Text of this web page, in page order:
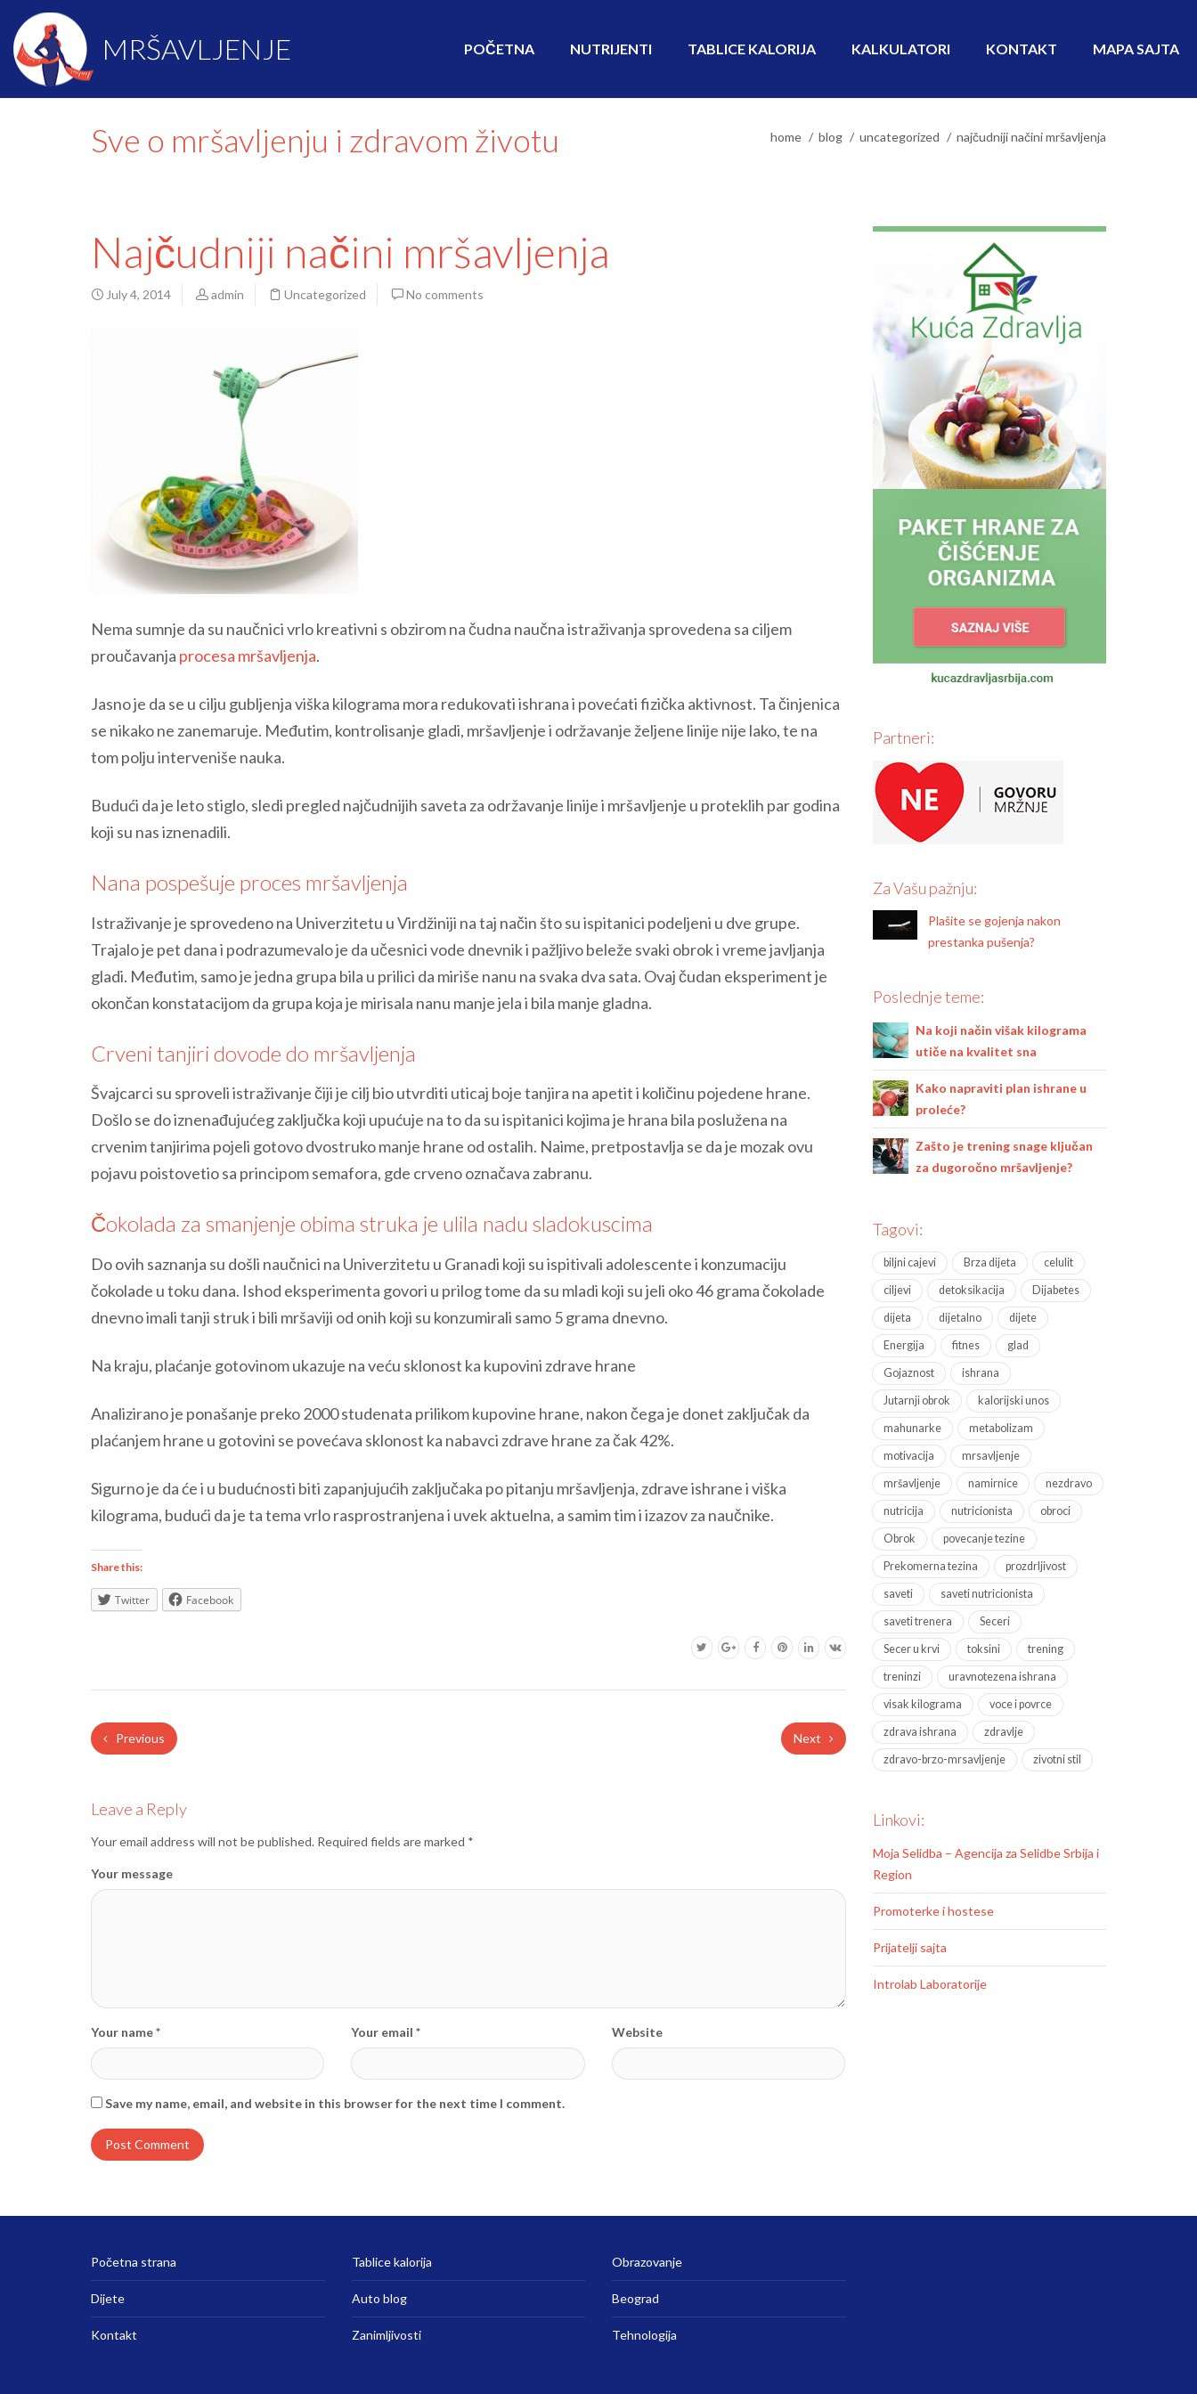
MRŠAVLJENJE POČETNA NUTRIJENTI TABLICE KALORIJA KALKULATORI KONTAKT MAPA SAJTA
Sve o mršavljenju i zdravom životu home blog uncategorized najčudniji načini mršavljenja
Najčudniji načini mršavljenja
July 4, 2014 admin Uncategorized No comments
Nema sumnje da su naučnici vrlo kreativni s obzirom na čudna naučna istraživanja sprovedena sa ciljem
proučavanja procesa mršavljenja.
Jasno je da se u cilju gubljenja viška kilograma mora redukovati ishrana i povećati fizička aktivnost. Ta činjenica
se nikako ne zanemaruje. Međutim, kontrolisanje gladi, mršavljenje i održavanje željene linije nije lako, te na
tom polju interveniše nauka.
Budući da je leto stiglo, sledi pregled najčudnijih saveta za održavanje linije i mršavljenje u proteklih par godina
koji su nas iznenadili.
Nana pospešuje proces mršavljenja
Istraživanje je sprovedeno na Univerzitetu u Virdžiniji na taj način što su ispitanici podeljeni u dve grupe.
Trajalo je pet dana i podrazumevalo je da učesnici vode dnevnik i pažljivo beleže svaki obrok i vreme javljanja
gladi. Međutim, samo je jedna grupa bila u prilici da miriše nanu na svaka dva sata. Ovaj čudan eksperiment je
okončan konstatacijom da grupa koja je mirisala nanu manje jela i bila manje gladna.
Crveni tanjiri dovode do mršavljenja
Švajcarci su sproveli istraživanje čiji je cilj bio utvrditi uticaj boje tanjira na apetit i količinu pojedene hrane.
Došlo se do iznenađujućeg zaključka koji upućuje na to da su ispitanici kojima je hrana bila poslužena na
crvenim tanjirima pojeli gotovo dvostruko manje hrane od ostalih. Naime, pretpostavlja se da je mozak ovu
pojavu poistovetio sa principom semafora, gde crveno označava zabranu.
Čokolada za smanjenje obima struka je ulila nadu sladokuscima
Do ovih saznanja su došli naučnici na Univerzitetu u Granadi koji su ispitivali adolescente i konzumaciju
čokolade u toku dana. Ishod eksperimenta govori u prilog tome da su mladi koji su jeli oko 46 grama čokolade
dnevno imali tanji struk i bili mršaviji od onih koji su konzumirali samo 5 grama dnevno.
Na kraju, plaćanje gotovinom ukazuje na veću sklonost ka kupovini zdrave hrane
Analizirano je ponašanje preko 2000 studenata prilikom kupovine hrane, nakon čega je donet zaključak da
plaćanjem hrane u gotovini se povećava sklonost ka nabavci zdrave hrane za čak 42%.
Sigurno je da će i u budućnosti biti zapanjujućih zaključaka po pitanju mršavljenja, zdrave ishrane i viška
kilograma, budući da je ta tema vrlo rasprostranjena i uvek aktuelna, a samim tim i izazov za naučnike.
Share this:
Twitter Facebook
Previous Next
Leave a Reply
Your email address will not be published. Required fields are marked *
Your message
Your name * Your email * Website
Save my name, email, and website in this browser for the next time I comment.
Partneri:
Za Vašu pažnju:
Plašite se gojenja nakon
prestanka pušenja?
Poslednje teme:
Na koji način višak kilograma
utiče na kvalitet sna
Kako napraviti plan ishrane u
proleće?
Zašto je trening snage ključan
za dugoročno mršavljenje?
Tagovi:
biljni cajevi Brza dijeta celulit
ciljevi detoksikacija Dijabetes
dijeta dijetalno dijete
Energija fitnes glad
Gojaznost ishrana
Jutarnji obrok kalorijski unos
mahunarke metabolizam
motivacija mrsavljenje
mršavljenje namirnice nezdravo
nutricija nutricionista obroci
Obrok povecanje tezine
Prekomerna tezina prozdrljivost
saveti saveti nutricionista
saveti trenera Seceri
Secer u krvi toksini trening
treninzi uravnotezena ishrana
visak kilograma voce i povrce
zdrava ishrana zdravlje
zdravo-brzo-mrsavljenje zivotni stil
Linkovi:
Moja Selidba – Agencija za Selidbe Srbija i
Region
Promoterke i hostese
Prijatelji sajta
Introlab Laboratorije
Početna strana
Dijete
Kontakt
Tablice kalorija
Auto blog
Zanimljivosti
Obrazovanje
Beograd
Tehnologija